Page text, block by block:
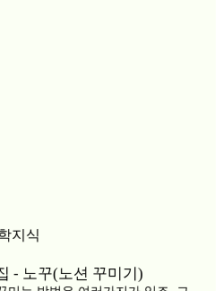
지식
- 노꾸(노션 꾸미기)